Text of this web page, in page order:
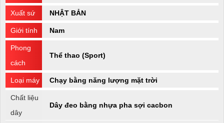
Xuất sứ NHẬT BẢN
Giới tính Nam
Phong
cách
Thể thao (Sport)
Loại máy Chạy bằng năng lượng mặt trời
Chất liệu
dây
Dây đeo bằng nhựa pha sợi cacbon